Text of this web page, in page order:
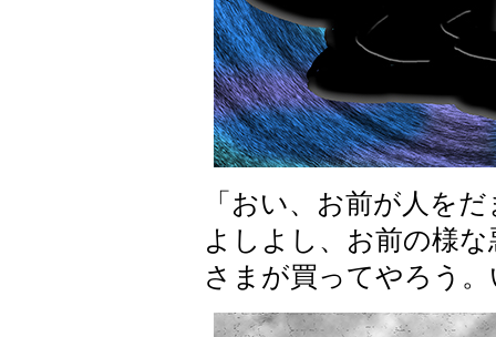
「おい、お前が人を
よしよし、お前の様
さまが買ってやろう